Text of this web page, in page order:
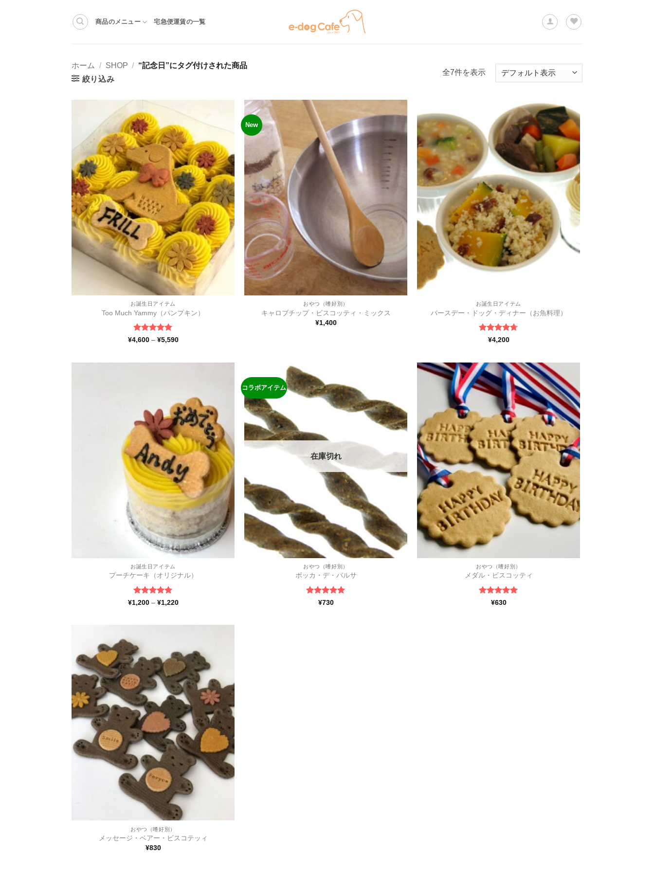
商品のメニュー 宅急便運賃の一覧
ホーム / SHOP / “記念日”にタグ付けされた商品
絞り込み
全7件を表示
ほし
リス
トに
追加
お誕生日アイテム
Too Much Yammy（パンプキン）
5段階中5の
¥4,600 – ¥5,590価
New
い物
リス
トに
追加
おやつ（嗜好別）
キャロブチップ・ビスコッティ・ミックス
¥1,400
ほし
い物
リス
トに
追加
お誕生日アイテム
バースデー・ドッグ・ディナー（お魚料理）
5段階中
¥4,200
トに
追加
お誕生日アイテム
プーチケーキ（オリジナル）
5段階中5 の
¥1,200 – ¥1,220価
コラボアイテム
リス
トに
追加
在庫切れ
おやつ（嗜好別）
ボッカ・デ・バルサ
5段階中5
¥730
ほし
い物
リス
トに
追加
おやつ（嗜好別）
メダル・ビスコッティ
5段階中5
¥630
追加
おやつ（嗜好別）
メッセージ・ベアー・ビスコテッィ
¥830